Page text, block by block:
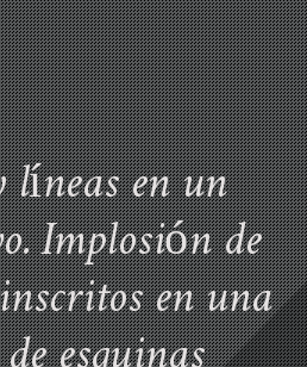
en un
Implosión de
en una